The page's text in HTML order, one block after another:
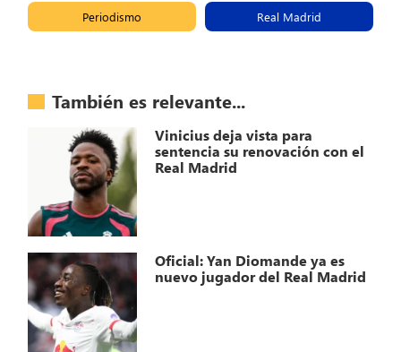
Periodismo Real Madrid
También es relevante...
Vinicius deja vista para
sentencia su renovación con el
Real Madrid
Oficial: Yan Diomande ya es
nuevo jugador del Real Madrid